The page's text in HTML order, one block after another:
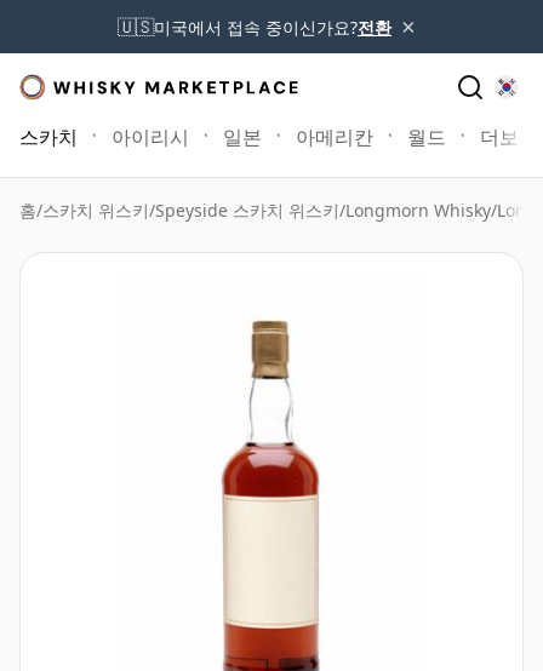
🇺🇸미국에서 접속 중이신가요?전환 ×
스카치 아이리시 일본 아메리칸 월드 더보기
홈/스카치 위스키/Speyside 스카치 위스키/Longmorn Whisky/